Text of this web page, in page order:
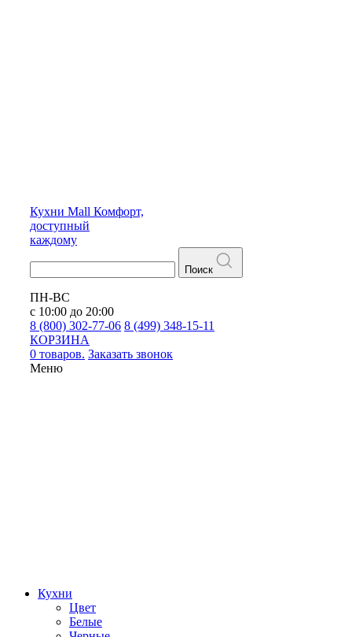
Кухни Mall Комфорт,
доступный
каждому
Поиск
ПН-ВС
с 10:00 до 20:00
8 (800) 302-77-06 8 (499) 348-15-11
КОРЗИНА
0 товаров. Заказать звонок
Меню
Кухни
Цвет
Белые